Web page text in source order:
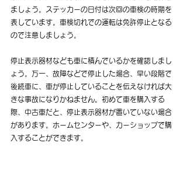
ましょう。ステッカーの日付は次回の車検の時期を
表しています。車検切れでの運転は免許停止となる
ので注意しましょう。
停止表示器材なども車に積んでいるかを確認しまし
ょう。万一、故障などで停止した場合、早い段階で
後続車に、車が停止していることを伝えなければ大
きな事故になりかねません。初めて車を購入する
際、中古車だと、停止表示器材が置いていない場合
があります。ホームセンターや、カーショップで購
入することができます。